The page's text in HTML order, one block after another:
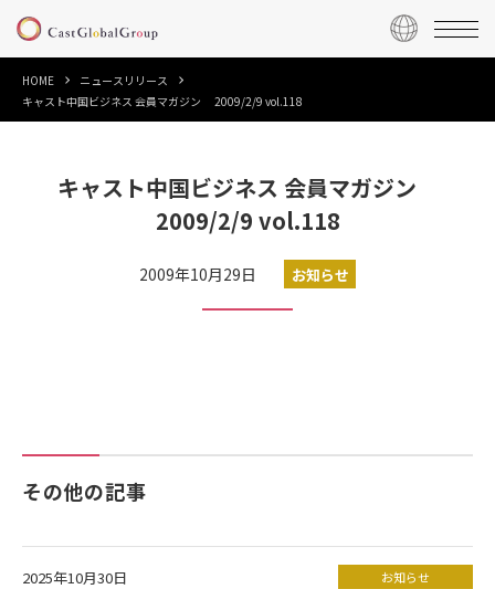
HOME
ニュースリリース
キャスト中国ビジネス 会員マガジン 2009/2/9 vol.118
キャスト中国ビジネス 会員マガジン
2009/2/9 vol.118
2009年10月29日 お知らせ
その他の記事
2025年10月30日 お知らせ